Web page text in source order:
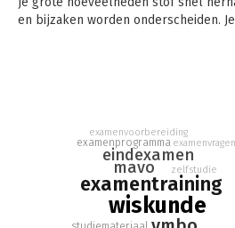
en bijzaken worden onderscheiden.
overzichtelijk en systematisch
hoofdstuk worden de onderwerpen
wiskunde kernachtig besproken en
verduidelijkende voorbeelden. De
helpt je om de oefenvragen te
wiskunde
examentraining
mavo
eindexamen
examenprogramma
examenvoorbereiding
zelfstudie
examenvragen